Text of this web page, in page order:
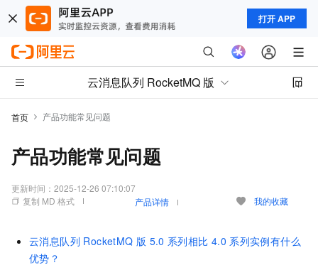
打开 APP
云消息队列 RocketMQ 版
首页 产品功能常见问题
产品功能常见问题
更新时间： 2025-12-26 07:10:07
复制 MD 格式
产品详情 我的收藏
云消息队列 RocketMQ 版 5.0 系列相比 4.0 系列实例有什么
优势？